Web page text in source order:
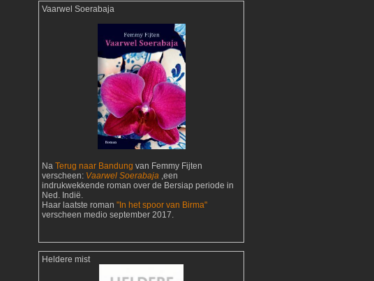
Vaarwel Soerabaja
NaTerug naar Bandungvan Femmy Fijten
verscheen: Vaarwel Soerabaja ,een
indrukwekkende roman over de Bersiap periode in
Ned. Indië.
Haar laatste roman"In het spoor van Birma"
verscheen medio september 2017.
Heldere mist